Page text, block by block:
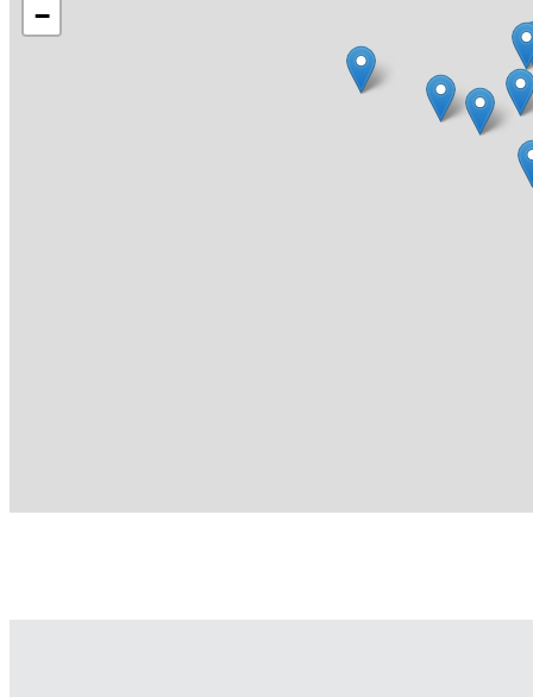
−